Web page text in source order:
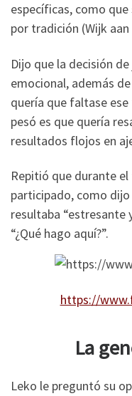
específicas, como que
por tradición (Wijk aan
Dijo que la decisión
emocional, además
quería que faltase
pesó es que quería
resultados flojos en
Repitió que durante
participado, como
resultaba “estresante
“¿Qué hago aquí?”.
https://
La
Leko le preguntó su